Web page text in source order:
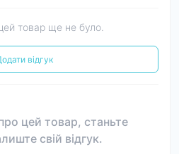
товар ще не було.
відгук
цей товар, станьте
свій відгук.